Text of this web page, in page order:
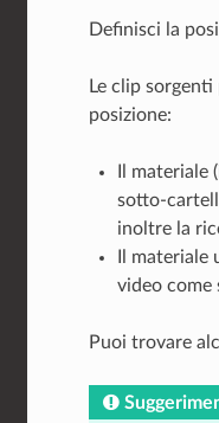
Definisci la
Le clip
posizione:
Il
sotto-
inoltre la
Il
video come
Puoi trovare